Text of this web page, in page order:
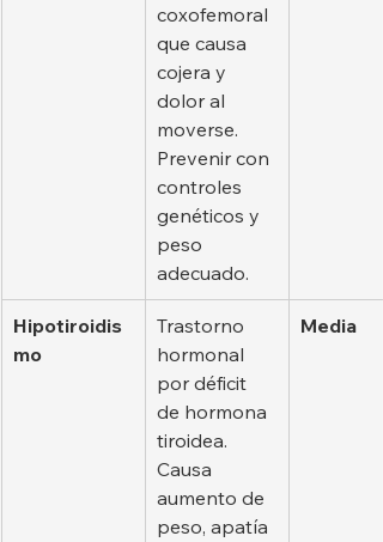
coxofemoral
que causa
cojera y
dolor al
moverse.
Prevenir con
controles
genéticos y
peso
adecuado.
Hipotiroidis
mo
Trastorno
hormonal
por déficit
de hormona
tiroidea.
Causa
aumento de
peso, apatía
Media